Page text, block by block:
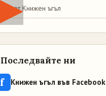
Мая от Книжен ъгъл
Последвайте ни
f Книжен ъгъл във Facebook